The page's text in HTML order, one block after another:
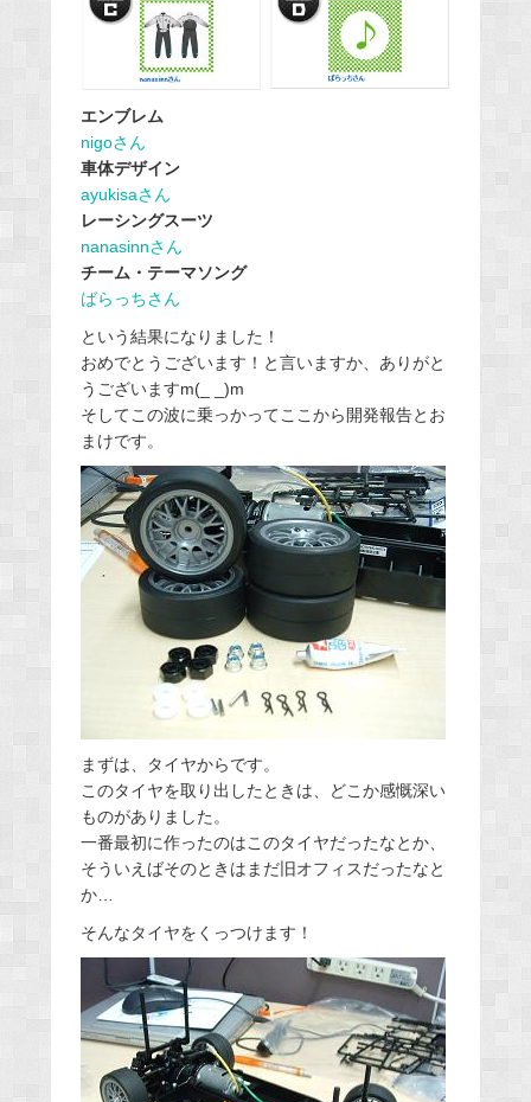
エンブレム
nigoさん
車体デザイン
ayukisaさん
レーシングスーツ
nanasinnさん
チーム・テーマソング
ばらっちさん
という結果になりました！
おめでとうございます！と言いますか、ありがと
うございますm(_ _)m
そしてこの波に乗っかってここから開発報告とお
まけです。
まずは、タイヤからです。
このタイヤを取り出したときは、どこか感慨深い
ものがありました。
一番最初に作ったのはこのタイヤだったなとか、
そういえばそのときはまだ旧オフィスだったなと
か…
そんなタイヤをくっつけます！